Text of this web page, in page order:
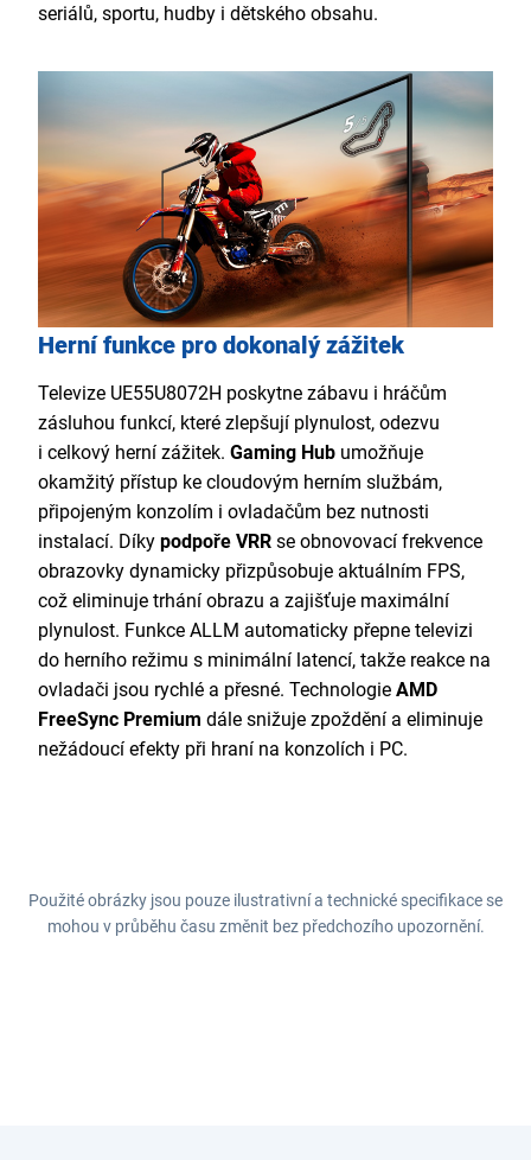
seriálů, sportu, hudby i dětského obsahu.
Herní funkce pro dokonalý zážitek
Televize UE55U8072H poskytne zábavu i hráčům
zásluhou funkcí, které zlepšují plynulost, odezvu
i celkový herní zážitek. Gaming Hub umožňuje
okamžitý přístup ke cloudovým herním službám,
připojeným konzolím i ovladačům bez nutnosti
instalací. Díky podpoře VRR se obnovovací frekvence
obrazovky dynamicky přizpůsobuje aktuálním FPS,
což eliminuje trhání obrazu a zajišťuje maximální
plynulost. Funkce ALLM automaticky přepne televizi
do herního režimu s minimální latencí, takže reakce na
ovladači jsou rychlé a přesné. Technologie AMD
FreeSync Premium dále snižuje zpoždění a eliminuje
nežádoucí efekty při hraní na konzolích i PC.
Použité obrázky jsou pouze ilustrativní a technické specifikace se
mohou v průběhu času změnit bez předchozího upozornění.